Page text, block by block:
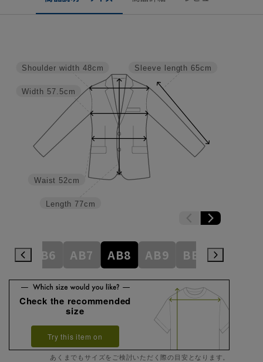
Sleeve length 65cm
Length 77cm
Waist 52cm
Width 57.5cm
Shoulder width 48cm
AB6 AB7 AB8 AB9 BE3 BE4
Check the recommended
size
Try this item on
あくまでもサイズをご検討いただく際の目安となります。